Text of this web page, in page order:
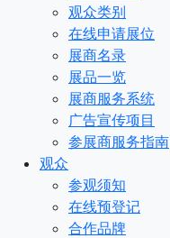
观众类别
在线申请展位
展商名录
展品一览
展商服务系统
广告宣传项目
参展商服务指南
观众
参观须知
在线预登记
合作品牌